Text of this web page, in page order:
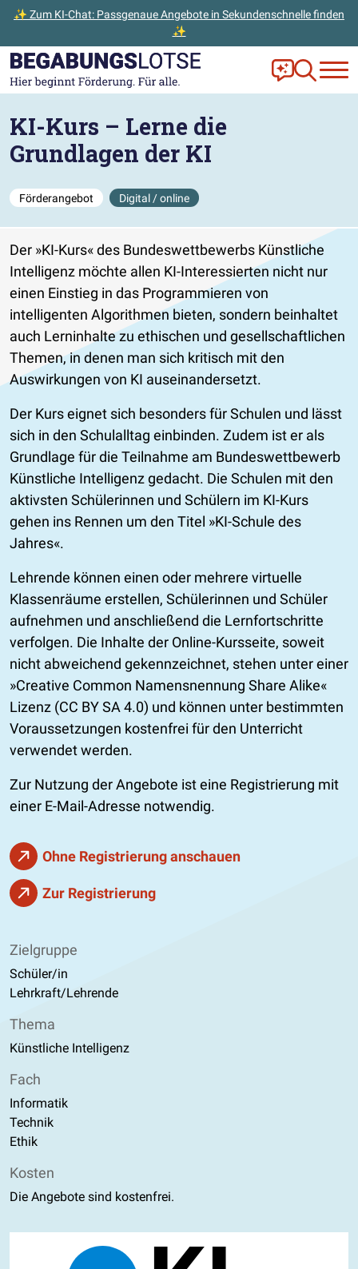
✨ Zum KI-Chat: Passgenaue Angebote in Sekundenschnelle finden
✨
Zum Hauptinhalt der Seite springen
Zur Startseite gehen Frag Ella!
Zur
KI-Kurs – Lerne die
Grundlagen der KI
Förderangebot Digital / online
Der »KI-Kurs« des Bundeswettbewerbs Künstliche
Intelligenz möchte allen KI-Interessierten nicht nur
einen Einstieg in das Programmieren von
intelligenten Algorithmen bieten, sondern beinhaltet
auch Lerninhalte zu ethischen und gesellschaftlichen
Themen, in denen man sich kritisch mit den
Auswirkungen von KI auseinandersetzt.
Der Kurs eignet sich besonders für Schulen und lässt
sich in den Schulalltag einbinden. Zudem ist er als
Grundlage für die Teilnahme am Bundeswettbewerb
Künstliche Intelligenz gedacht. Die Schulen mit den
aktivsten Schülerinnen und Schülern im KI-Kurs
gehen ins Rennen um den Titel »KI-Schule des
Jahres«.
Lehrende können einen oder mehrere virtuelle
Klassenräume erstellen, Schülerinnen und Schüler
aufnehmen und anschließend die Lernfortschritte
verfolgen. Die Inhalte der Online-Kursseite, soweit
nicht abweichend gekennzeichnet, stehen unter einer
»Creative Common Namensnennung Share Alike«
Lizenz (CC BY SA 4.0) und können unter bestimmten
Voraussetzungen kostenfrei für den Unterricht
verwendet werden.
Zur Nutzung der Angebote ist eine Registrierung mit
einer E-Mail-Adresse notwendig.
Ohne Registrierung anschauen
Zur Registrierung
Zielgruppe
Schüler/in
Lehrkraft/Lehrende
Thema
Künstliche Intelligenz
Fach
Informatik
Technik
Ethik
Kosten
Die Angebote sind kostenfrei.